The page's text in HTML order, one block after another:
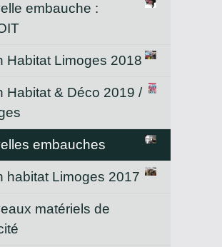
embauche :
Habitat Limoges 2018
Habitat & Déco 2019 /
embauches
habitat Limoges 2017
matériels de